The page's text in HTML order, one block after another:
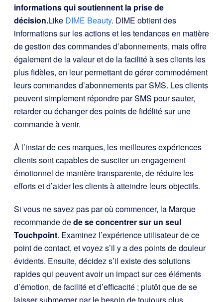
informations qui soutiennent la prise de
décision.Like DIME Beauty. DIME obtient des
informations sur les actions et les tendances en matière
de gestion des commandes d’abonnements, mais offre
également de la valeur et de la facilité à ses clients les
plus fidèles, en leur permettant de gérer commodément
leurs commandes d’abonnements par SMS. Les clients
peuvent simplement répondre par SMS pour sauter,
retarder ou échanger des points de fidélité sur une
commande à venir.
À l’instar de ces marques, les meilleures expériences
clients sont capables de susciter un engagement
émotionnel de manière transparente, de réduire les
efforts et d’aider les clients à atteindre leurs objectifs.
Si vous ne savez pas par où commencer, la Marque
recommande dede se concentrer sur un seul
Touchpoint. Examinez l’expérience utilisateur de ce
point de contact, et voyez s’il y a des points de douleur
évidents. Ensuite, décidez s’il existe des solutions
rapides qui peuvent avoir un impact sur ces éléments
d’émotion, de facilité et d’efficacité ; plutôt que de se